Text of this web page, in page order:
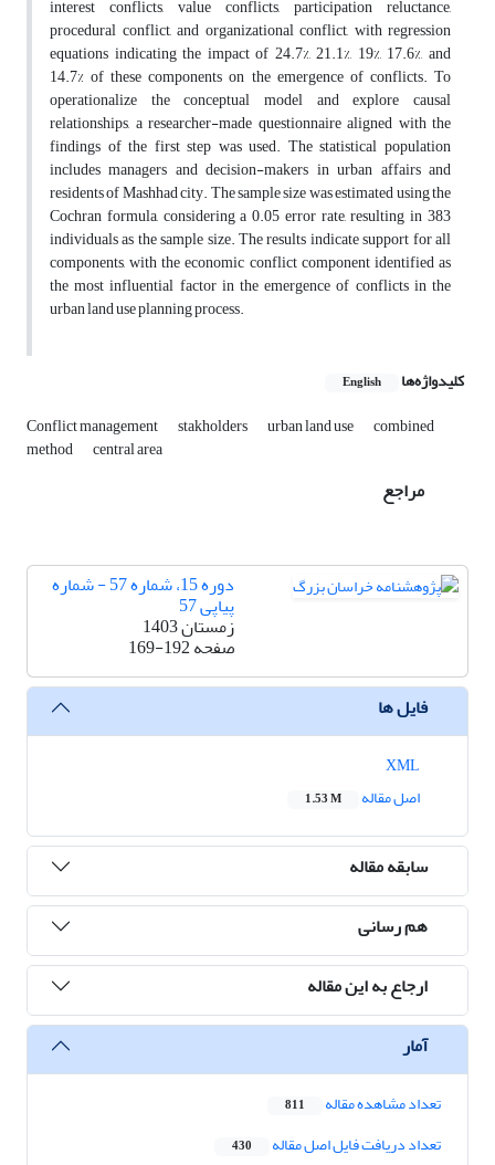
interest conflicts, value conflicts, participation reluctance,
procedural conflict, and organizational conflict, with regression
equations indicating the impact of 24.7%, 21.1%, 19%, 17.6%, and
14.7% of these components on the emergence of conflicts. To
operationalize the conceptual model and explore causal
relationships, a researcher-made questionnaire aligned with the
findings of the first step was used. The statistical population
includes managers and decision-makers in urban affairs and
residents of Mashhad city. The sample size was estimated using the
Cochran formula, considering a 0.05 error rate, resulting in 383
individuals as the sample size. The results indicate support for all
components, with the economic conflict component identified as
the most influential factor in the emergence of conflicts in the
urban land use planning process.
کلیدواژه‌ها English
Conflict management stakholders urban land use combined
method central area
مراجع
دوره 15، شماره 57 - شماره
پیاپی 57
زمستان 1403
صفحه169-192
فایل ها
اصل مقاله
1.53 M
سابقه مقاله
هم رسانی
ارجاع به این مقاله
آمار
تعداد مشاهده مقاله 811
تعداد دریافت فایل اصل مقاله 430